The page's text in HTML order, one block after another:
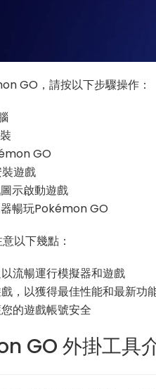
GO，請按以下步驟操作：
GO
遊戲
示啟動遊戲
暢玩Pokémon GO
以下幾點：
流暢運行模擬器和遊戲
，以獲得最佳性能和最新功
的遊戲帳號安全
GO 外掛工具